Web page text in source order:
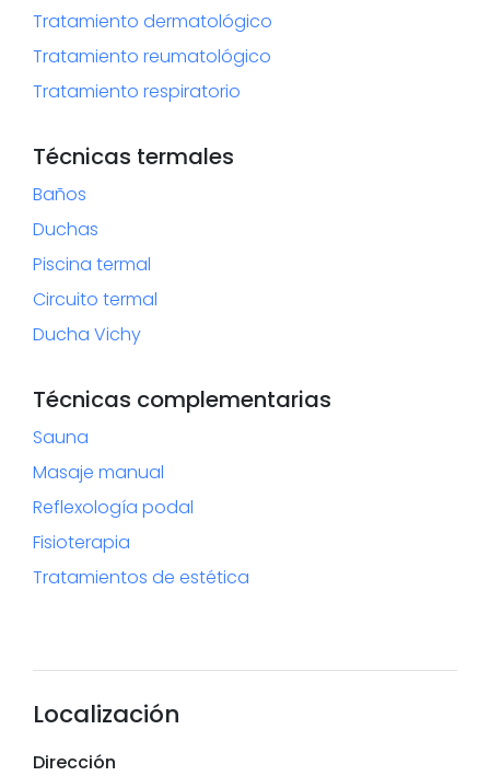
Tratamiento dermatológico
Tratamiento reumatológico
Tratamiento respiratorio
Técnicas termales
Baños
Duchas
Piscina termal
Circuito termal
Ducha Vichy
Técnicas complementarias
Sauna
Masaje manual
Reflexología podal
Fisioterapia
Tratamientos de estética
Localización
Dirección